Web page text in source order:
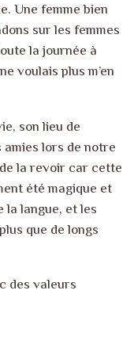
Une femme bien
sur les femmes
la journée à
voulais plus m’en
son lieu de
amies lors de notre
la revoir car cette
été magique et
la langue, et les
que de longs
des valeurs